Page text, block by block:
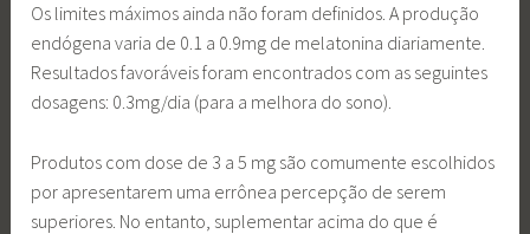
Os limites máximos ainda não foram definidos. A produção
endógena varia de 0.1 a 0.9mg de melatonina diariamente.
Resultados favoráveis foram encontrados com as seguintes
dosagens: 0.3mg/dia (para a melhora do sono).
Produtos com dose de 3 a 5 mg são comumente escolhidos
por apresentarem uma errônea percepção de serem
superiores. No entanto, suplementar acima do que é